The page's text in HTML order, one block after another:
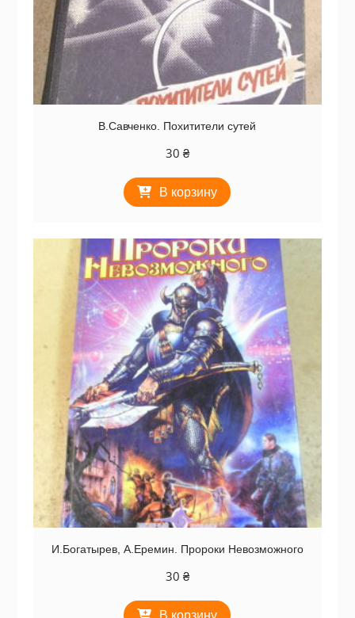
В.Савченко. Похитители сутей
30 ₴
В корзину
И.Богатырев, А.Еремин. Пророки Невозможного
30 ₴
В корзину